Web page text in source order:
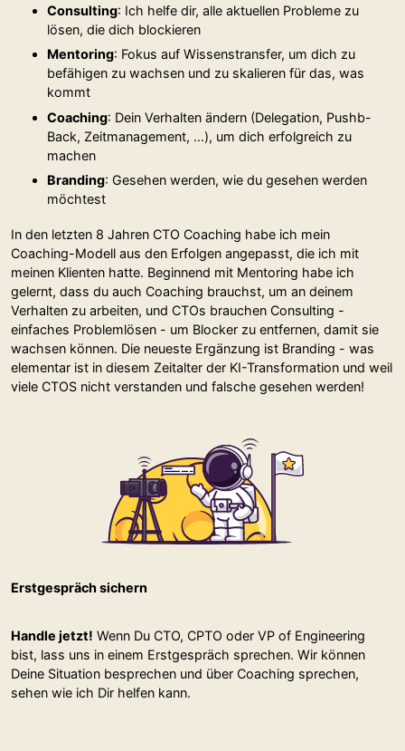
Consulting: Ich helfe dir, alle aktuellen Probleme zu
lösen, die dich blockieren
Mentoring: Fokus auf Wissenstransfer, um dich zu
befähigen zu wachsen und zu skalieren für das, was
kommt
Coaching: Dein Verhalten ändern (Delegation, Pushb-
Back, Zeitmanagement, …), um dich erfolgreich zu
machen
Branding: Gesehen werden, wie du gesehen werden
möchtest
In den letzten 8 Jahren CTO Coaching habe ich mein
Coaching-Modell aus den Erfolgen angepasst, die ich mit
meinen Klienten hatte. Beginnend mit Mentoring habe ich
gelernt, dass du auch Coaching brauchst, um an deinem
Verhalten zu arbeiten, und CTOs brauchen Consulting -
einfaches Problemlösen - um Blocker zu entfernen, damit sie
wachsen können. Die neueste Ergänzung ist Branding - was
elementar ist in diesem Zeitalter der KI-Transformation und weil
viele CTOS nicht verstanden und falsche gesehen werden!
Erstgespräch sichern
Handle jetzt! Wenn Du CTO, CPTO oder VP of Engineering
bist, lass uns in einem Erstgespräch sprechen. Wir können
Deine Situation besprechen und über Coaching sprechen,
sehen wie ich Dir helfen kann.